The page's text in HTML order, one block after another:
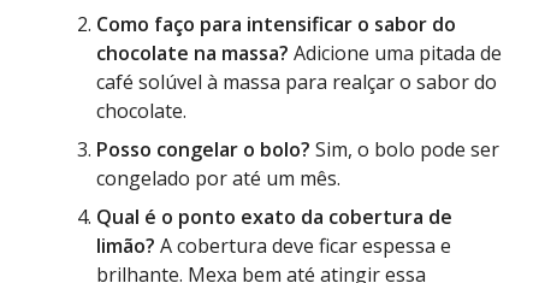
Como faço para intensificar o sabor do
chocolate na massa? Adicione uma pitada de
café solúvel à massa para realçar o sabor do
chocolate.
Posso congelar o bolo? Sim, o bolo pode ser
congelado por até um mês.
Qual é o ponto exato da cobertura de
limão? A cobertura deve ficar espessa e
brilhante. Mexa bem até atingir essa